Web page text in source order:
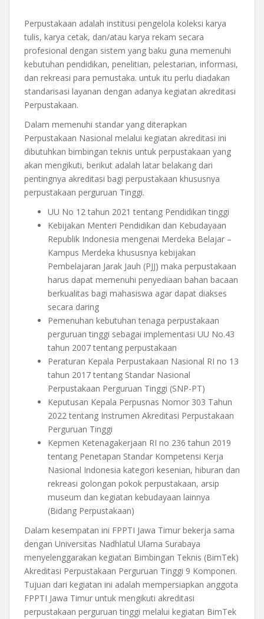
Perpustakaan adalah institusi pengelola koleksi karya
tulis, karya cetak, dan/atau karya rekam secara
profesional dengan sistem yang baku guna memenuhi
kebutuhan pendidikan, penelitian, pelestarian, informasi,
dan rekreasi para pemustaka. untuk itu perlu diadakan
standarisasi layanan dengan adanya kegiatan akreditasi
Perpustakaan.
Dalam memenuhi standar yang diterapkan
Perpustakaan Nasional melalui kegiatan akreditasi ini
dibutuhkan bimbingan teknis untuk perpustakaan yang
akan mengikuti, berikut adalah latar belakang dari
pentingnya akreditasi bagi perpustakaan khususnya
perpustakaan perguruan Tinggi.
UU No 12 tahun 2021 tentang Pendidikan tinggi
Kebijakan Menteri Pendidikan dan Kebudayaan
Republik Indonesia mengenai Merdeka Belajar –
Kampus Merdeka khususnya kebijakan
Pembelajaran Jarak Jauh (PJJ) maka perpustakaan
harus dapat memenuhi penyediaan bahan bacaan
berkualitas bagi mahasiswa agar dapat diakses
secara daring
Pemenuhan kebutuhan tenaga perpustakaan
perguruan tinggi sebagai implementasi UU No.43
tahun 2007 tentang perpustakaan
Peraturan Kepala Perpustakaan Nasional RI no 13
tahun 2017 tentang Standar Nasional
Perpustakaan Perguruan Tinggi (SNP-PT)
Keputusan Kepala Perpusnas Nomor 303 Tahun
2022 tentang Instrumen Akreditasi Perpustakaan
Perguruan Tinggi
Kepmen Ketenagakerjaan RI no 236 tahun 2019
tentang Penetapan Standar Kompetensi Kerja
Nasional Indonesia kategori kesenian, hiburan dan
rekreasi golongan pokok perpustakaan, arsip
museum dan kegiatan kebudayaan lainnya
(Bidang Perpustakaan)
Dalam kesempatan ini FPPTI Jawa Timur bekerja sama
dengan Universitas Nadhlatul Ulama Surabaya
menyelenggarakan kegiatan Bimbingan Teknis (BimTek)
Akreditasi Perpustakaan Perguruan Tinggi 9 Komponen.
Tujuan dari kegiatan ini adalah mempersiapkan anggota
FPPTI Jawa Timur untuk mengikuti akreditasi
perpustakaan perguruan tinggi melalui kegiatan BimTek